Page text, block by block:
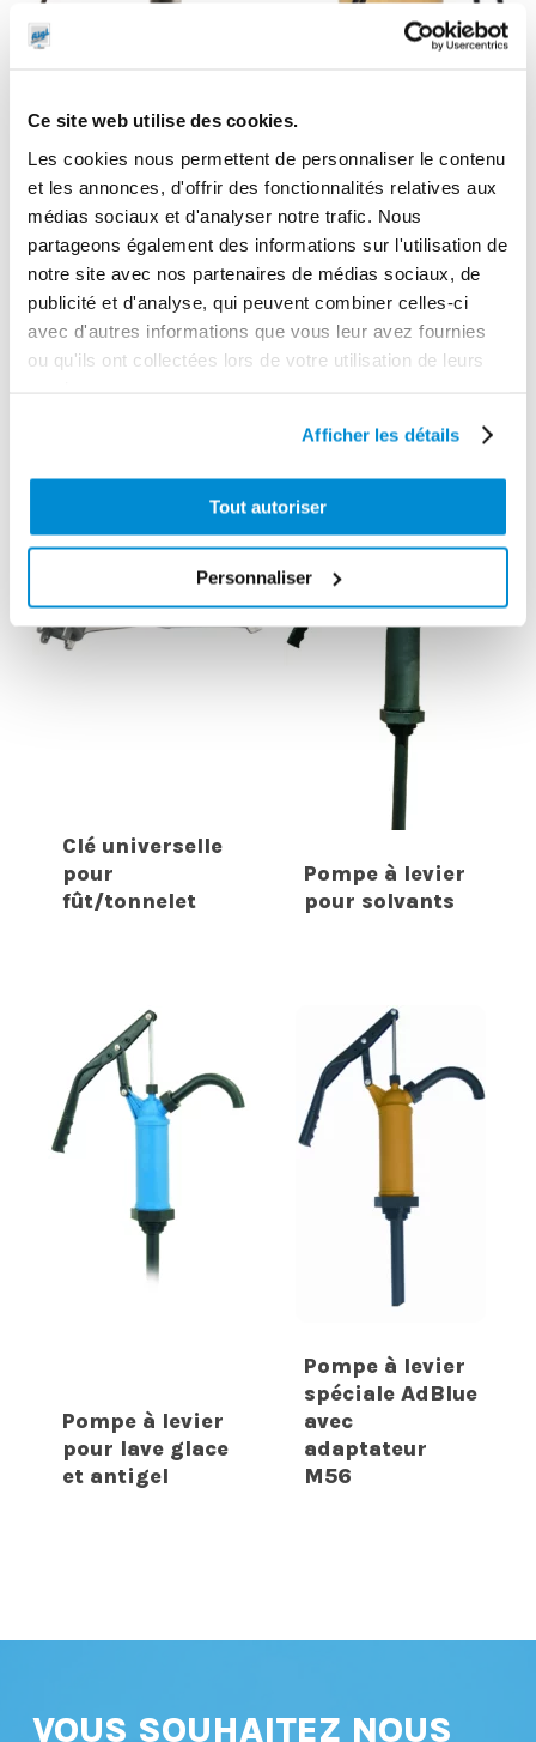
Ce site web utilise des cookies.
Les cookies nous permettent de personnaliser le contenu
et les annonces, d'offrir des fonctionnalités relatives aux
médias sociaux et d'analyser notre trafic. Nous
partageons également des informations sur l'utilisation de
notre site avec nos partenaires de médias sociaux, de
publicité et d'analyse, qui peuvent combiner celles-ci
avec d'autres informations que vous leur avez fournies
ou qu'ils ont collectées lors de votre utilisation de leurs
Afficher les détails
Tout autoriser
Personnaliser
Pistolet manuel
de graissage
avec flexible et
agrafe
Distributeur de
graisse H.P. 15
kg
DÉCOUVREZ LES PRODUITS DE
Clé universelle
pour
fût/tonnelet
Pompe à levier
pour solvants
Pompe à levier
pour lave glace
et antigel
Pompe à levier
spéciale AdBlue
avec
adaptateur
M56
VOUS SOUHAITEZ NOUS